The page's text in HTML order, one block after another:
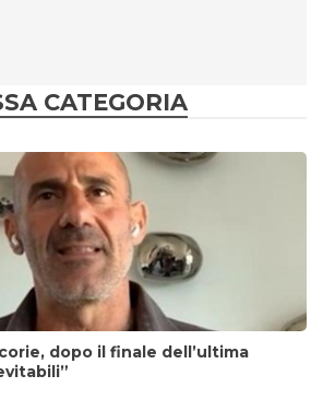
CATEGORIA
dopo il finale dell’ultima